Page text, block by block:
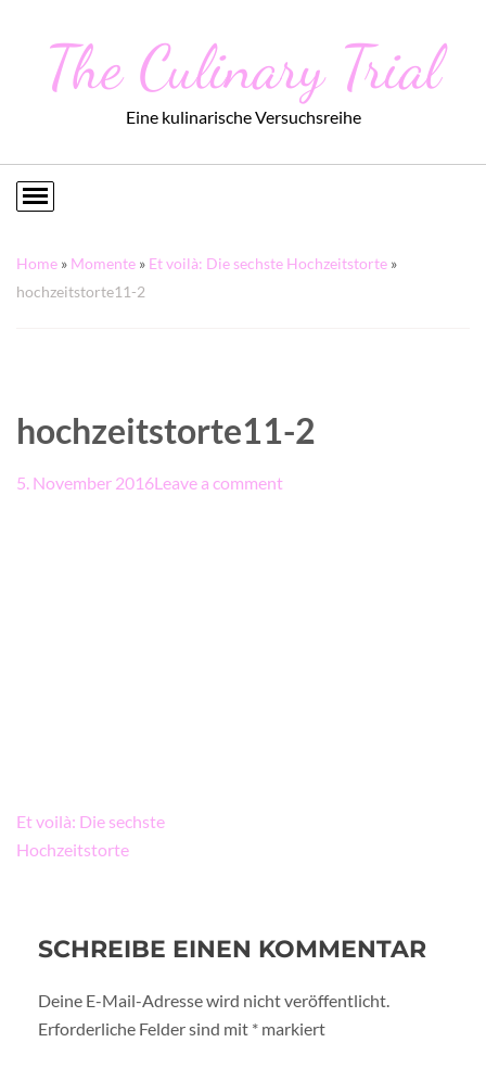
The Culinary Trial
Eine kulinarische Versuchsreihe
Home » Momente » Et voilà: Die sechste Hochzeitstorte »
hochzeitstorte11-2
hochzeitstorte11-2
5. November 2016Leave a comment
Beitragsnavigation
Et voilà: Die sechste
Hochzeitstorte
SCHREIBE EINEN KOMMENTAR
Deine E-Mail-Adresse wird nicht veröffentlicht.
Erforderliche Felder sind mit * markiert